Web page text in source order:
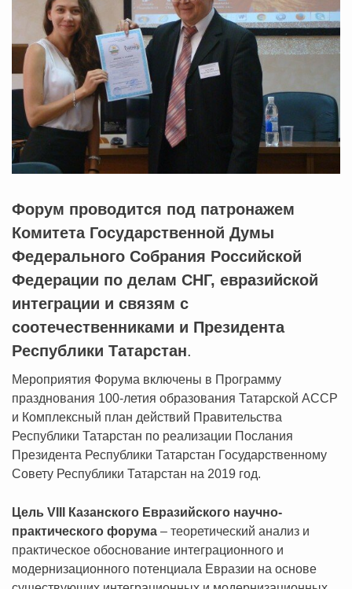
Форум проводится под патронажем
Комитета Государственной Думы
Федерального Собрания Российской
Федерации по делам СНГ, евразийской
интеграции и связям с
соотечественниками и Президента
Республики Татарстан.
Мероприятия Форума включены в Программу
празднования 100-летия образования Татарской АССР
и Комплексный план действий Правительства
Республики Татарстан по реализации Послания
Президента Республики Татарстан Государственному
Совету Республики Татарстан на 2019 год.
Цель VIII
Казанского Евразийского научно-
практического форума – теоретический анализ и
практическое обоснование интеграционного и
модернизационного потенциала Евразии на основе